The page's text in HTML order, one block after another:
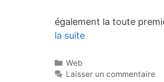
également la toute
la suite
Catégories
Web
Laisser un commentaire